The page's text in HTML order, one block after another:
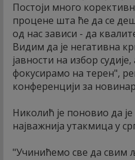
Постоји много
процене шта ће да се
од нас зависи - да
Видим да је негативна
јавности на избор
фокусирамо на терен",
конференцији за
Николић је поновио да
најважнија утакмица у
"Учинићемо све да свим